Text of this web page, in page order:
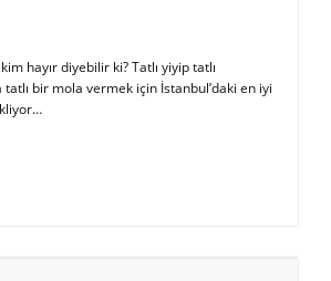
hayır diyebilir ki? Tatlı yiyip tatlı
bir mola vermek için İstanbul’daki en iyi